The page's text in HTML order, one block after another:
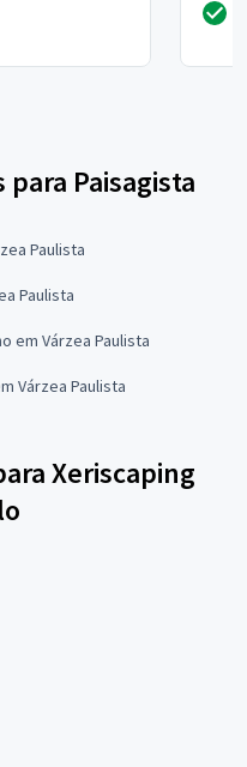
Paisagista
Paulista
Paulista
em Várzea Paulista
Várzea Paulista
Xeriscaping